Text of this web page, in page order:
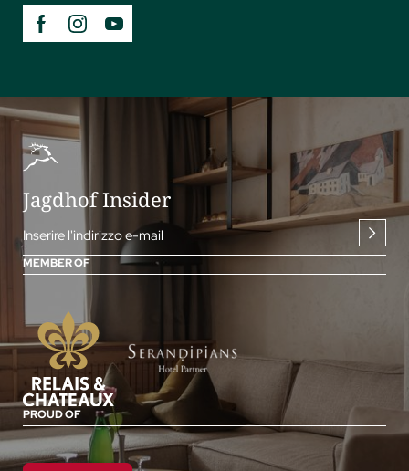
Jagdhof Insider
Inserire l'indirizzo e-mail
MEMBER OF
PROUD OF